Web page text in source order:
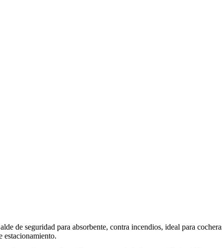
de seguridad para absorbente, contra incendios, ideal para
estacionamiento.